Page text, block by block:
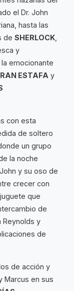
el Dr. John
hasta las
de SHERLOCK
y
emocionante
ESTAFA y
con esta
de soltero
donde un grupo
la noche
y su oso de
crecer con
que
de
Reynolds y
de
de acción y
Marcus en sus